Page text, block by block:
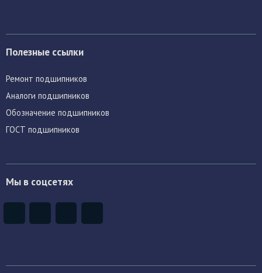
Полезные ссылки
Ремонт подшипников
Аналоги подшипников
Обозначение подшипников
ГОСТ подшипников
Мы в соцсетях